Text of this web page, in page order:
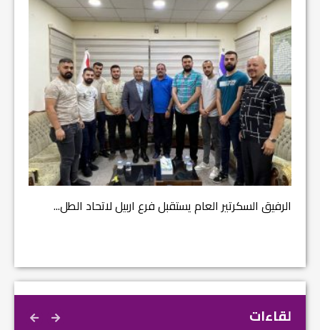
الرفيق السكرتير العام يستقبل فرع اربيل لاتحاد الطل...
لقاءات